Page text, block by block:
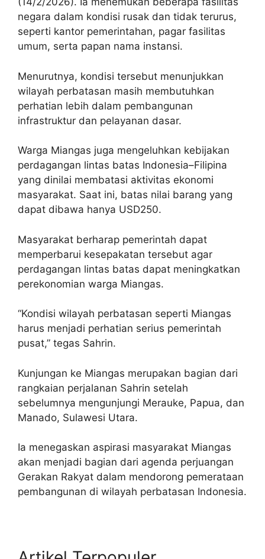
negara dalam kondisi rusak dan tidak terurus,
seperti kantor pemerintahan, pagar fasilitas
umum, serta papan nama instansi.
Menurutnya, kondisi tersebut menunjukkan
wilayah perbatasan masih membutuhkan
perhatian lebih dalam pembangunan
infrastruktur dan pelayanan dasar.
Warga Miangas juga mengeluhkan kebijakan
perdagangan lintas batas Indonesia–Filipina
yang dinilai membatasi aktivitas ekonomi
masyarakat. Saat ini, batas nilai barang yang
dapat dibawa hanya USD250.
Masyarakat berharap pemerintah dapat
memperbarui kesepakatan tersebut agar
perdagangan lintas batas dapat meningkatkan
perekonomian warga Miangas.
“Kondisi wilayah perbatasan seperti Miangas
harus menjadi perhatian serius pemerintah
pusat,” tegas Sahrin.
Kunjungan ke Miangas merupakan bagian dari
rangkaian perjalanan Sahrin setelah
sebelumnya mengunjungi Merauke, Papua, dan
Manado, Sulawesi Utara.
Ia menegaskan aspirasi masyarakat Miangas
akan menjadi bagian dari agenda perjuangan
Gerakan Rakyat dalam mendorong pemerataan
pembangunan di wilayah perbatasan Indonesia.